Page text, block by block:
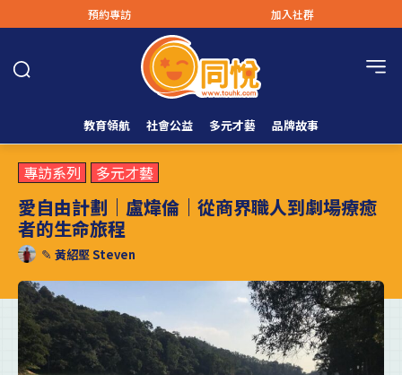
預約專訪 加入社群
教育領航 社會公益 多元才藝 品牌故事
專訪系列 多元才藝
愛自由計劃｜盧煒倫｜從商界職人到劇場療癒
者的生命旅程
✎ 黃紹堅 Steven